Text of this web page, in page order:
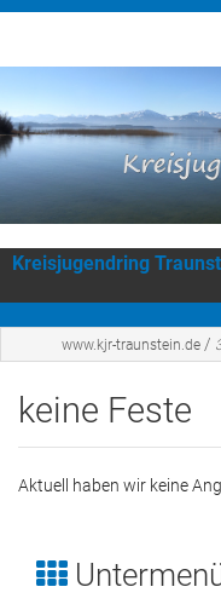
Kreisjugendring
KJR Traunstein
JugendleiterInnen
www.kjr-traunstein.de /
keine Feste
Aktuell haben wir keine